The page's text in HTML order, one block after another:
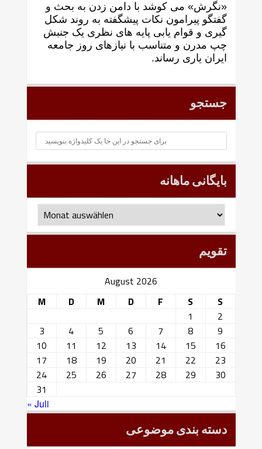
«نگرش» می کوشد با دامن زدن به بحث و
گفتگو پيرامون نکات پیشگفته به روند شکل
گيری و قوام يابی پايه های نظری يک جنبش
چپ مدرن و متناسب با نيازهای روز جامعه
ايران ياری رساند.
جستجو
بایگانی ماهانه
بایگانی
ماهانه
تقویم
August 2026
M
D M D F S
S
1
2
3
4 5 6 7 8
9
10
11 12 13 14 15
16
17
18 19 20 21 22
23
24
25 26 27 28 29
30
31
« Juli
دسته بندی موضوعی